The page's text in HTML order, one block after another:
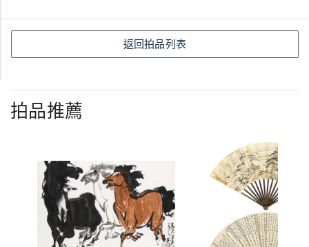
返回拍品列表
拍品推薦